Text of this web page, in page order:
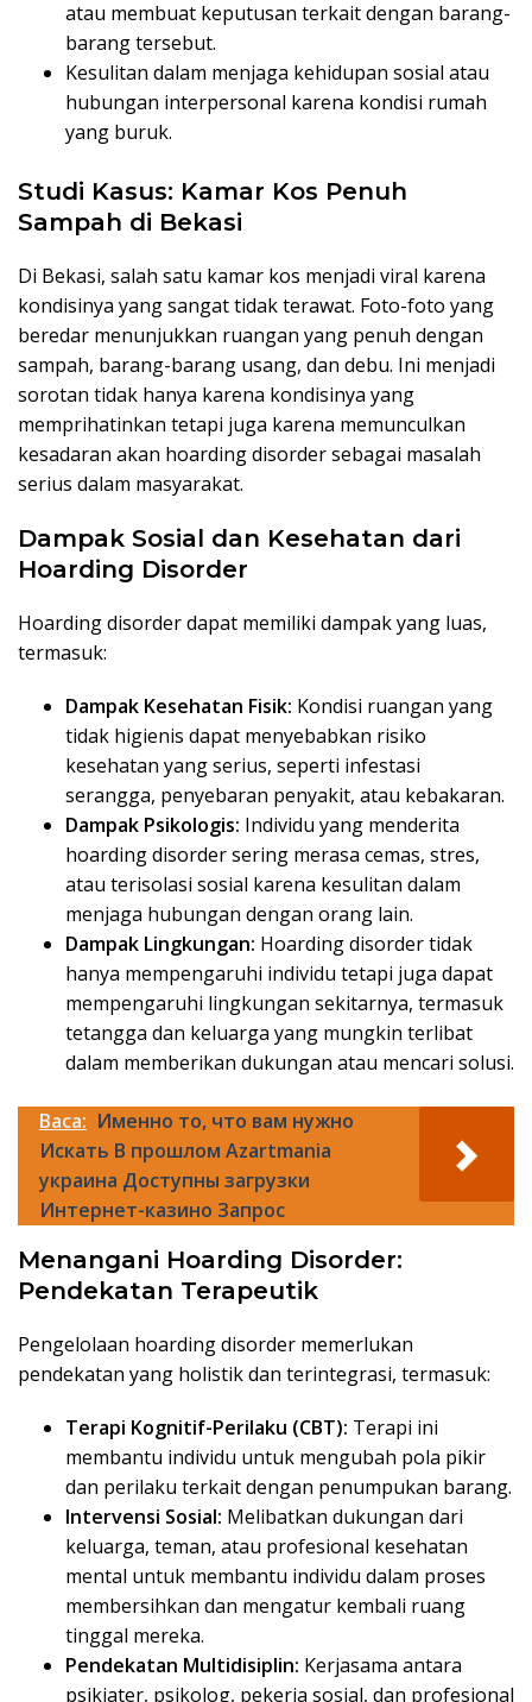
atau membuat keputusan terkait dengan barang-
barang tersebut.
Kesulitan dalam menjaga kehidupan sosial atau
hubungan interpersonal karena kondisi rumah
yang buruk.
Studi Kasus: Kamar Kos Penuh
Sampah di Bekasi
Di Bekasi, salah satu kamar kos menjadi viral karena
kondisinya yang sangat tidak terawat. Foto-foto yang
beredar menunjukkan ruangan yang penuh dengan
sampah, barang-barang usang, dan debu. Ini menjadi
sorotan tidak hanya karena kondisinya yang
memprihatinkan tetapi juga karena memunculkan
kesadaran akan hoarding disorder sebagai masalah
serius dalam masyarakat.
Dampak Sosial dan Kesehatan dari
Hoarding Disorder
Hoarding disorder dapat memiliki dampak yang luas,
termasuk:
Dampak Kesehatan Fisik: Kondisi ruangan yang
tidak higienis dapat menyebabkan risiko
kesehatan yang serius, seperti infestasi
serangga, penyebaran penyakit, atau kebakaran.
Dampak Psikologis: Individu yang menderita
hoarding disorder sering merasa cemas, stres,
atau terisolasi sosial karena kesulitan dalam
menjaga hubungan dengan orang lain.
Dampak Lingkungan: Hoarding disorder tidak
hanya mempengaruhi individu tetapi juga dapat
mempengaruhi lingkungan sekitarnya, termasuk
tetangga dan keluarga yang mungkin terlibat
dalam memberikan dukungan atau mencari solusi.
Baca: Именно то, что вам нужно
Искать В прошлом Azartmania
украина Доступны загрузки
Интернет-казино Запрос
Menangani Hoarding Disorder:
Pendekatan Terapeutik
Pengelolaan hoarding disorder memerlukan
pendekatan yang holistik dan terintegrasi, termasuk:
Terapi Kognitif-Perilaku (CBT): Terapi ini
membantu individu untuk mengubah pola pikir
dan perilaku terkait dengan penumpukan barang.
Intervensi Sosial: Melibatkan dukungan dari
keluarga, teman, atau profesional kesehatan
mental untuk membantu individu dalam proses
membersihkan dan mengatur kembali ruang
tinggal mereka.
Pendekatan Multidisiplin: Kerjasama antara
psikiater, psikolog, pekerja sosial, dan profesional